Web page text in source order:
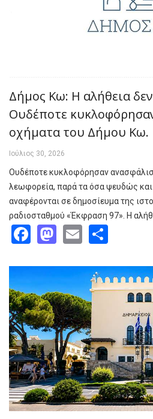
Δήμος Κω: Η αλήθεια
Ουδέποτε
οχήματα του Δήμου Κω.
Ιούλιος 30, 2026
Ουδέποτε κυκλοφόρησαν
λεωφορεία, παρά τα όσα ψευδώς
αναφέρονται σε δημοσίευμα της
ραδιοσταθμού «Έκφραση 97». Η
Facebook
Mastodon
Email